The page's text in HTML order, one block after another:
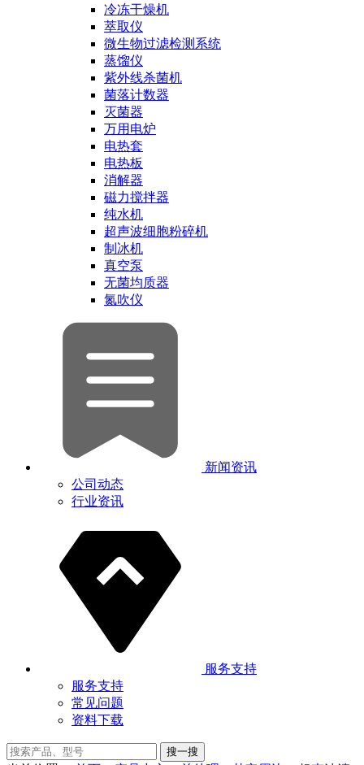
冷冻干燥机
萃取仪
微生物过滤检测系统
蒸馏仪
紫外线杀菌机
菌落计数器
灭菌器
万用电炉
电热套
电热板
消解器
磁力搅拌器
纯水机
超声波细胞粉碎机
制冰机
真空泵
无菌均质器
氮吹仪
新闻资讯
公司动态
行业资讯
服务支持
服务支持
常见问题
资料下载